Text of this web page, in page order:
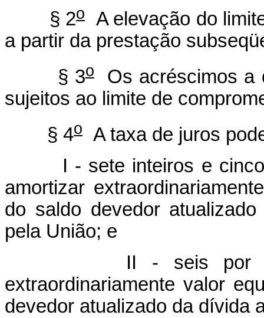
§ 2o
A elevação do
a partir da prestação
§ 3oOs acréscimos a
sujeitos ao limite de
§ 4o
A taxa de juros
I - sete inteiros e
amortizar
do saldo devedor
pela União; e
II - seis por
extraordinariamente valor
devedor atualizado da dívida